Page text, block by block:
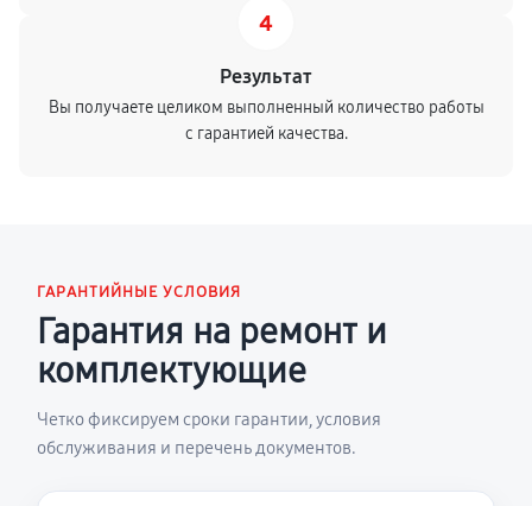
4
Результат
Вы получаете целиком выполненный количество работы
с гарантией качества.
ГАРАНТИЙНЫЕ УСЛОВИЯ
Гарантия на ремонт и
комплектующие
Четко фиксируем сроки гарантии, условия
обслуживания и перечень документов.